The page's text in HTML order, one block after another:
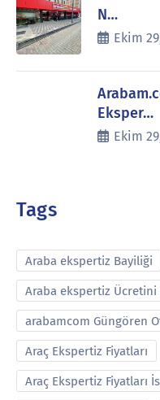
N…
Ekim
Eksper…
Ekim
Tags
Araba ekspertiz Bayiliği
Araba ekspertiz Ücretini
arabamcom Güngören
Araç Ekspertiz Fiyatları
Araç Ekspertiz Fiyatları